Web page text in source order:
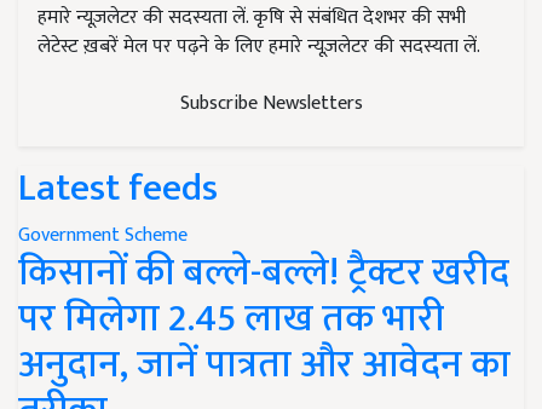
हमारे न्यूज़लेटर की सदस्यता लें. कृषि से संबंधित देशभर की सभी
लेटेस्ट ख़बरें मेल पर पढ़ने के लिए हमारे न्यूज़लेटर की सदस्यता लें.
Subscribe Newsletters
Latest feeds
Government Scheme
किसानों की बल्ले-बल्ले! ट्रैक्टर खरीद
पर मिलेगा 2.45 लाख तक भारी
अनुदान, जानें पात्रता और आवेदन का